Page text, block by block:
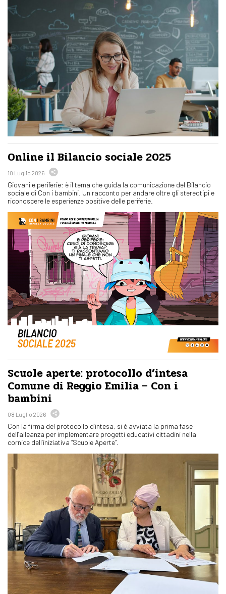
Online il Bilancio sociale 2025
10 Luglio 2026
Giovani e periferie: è il tema che guida la comunicazione del Bilancio
sociale di Con i bambini. Un racconto per andare oltre gli stereotipi e
riconoscere le esperienze positive delle periferie.
Scuole aperte: protocollo d’intesa
Comune di Reggio Emilia – Con i
bambini
08 Luglio 2026
Con la firma del protocollo d’intesa, si è avviata la prima fase
dell’alleanza per implementare progetti educativi cittadini nella
cornice dell’iniziativa “Scuole Aperte”.